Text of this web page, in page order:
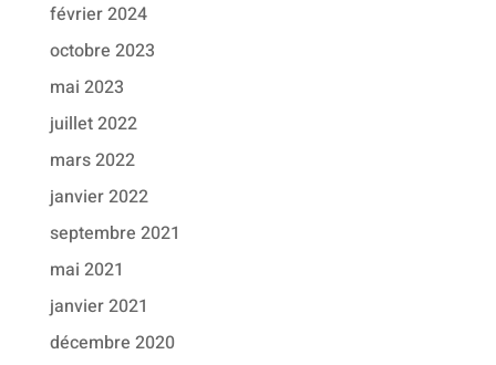
février 2024
octobre 2023
mai 2023
juillet 2022
mars 2022
janvier 2022
septembre 2021
mai 2021
janvier 2021
décembre 2020